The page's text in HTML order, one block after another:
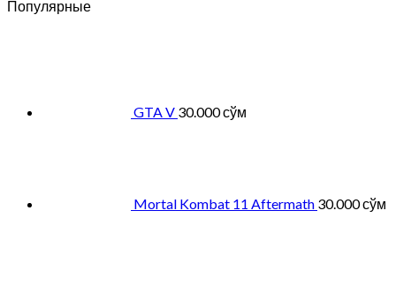
Популярные
GTA V 30.000сўм
Mortal Kombat 11 Aftermath 30.000сўм